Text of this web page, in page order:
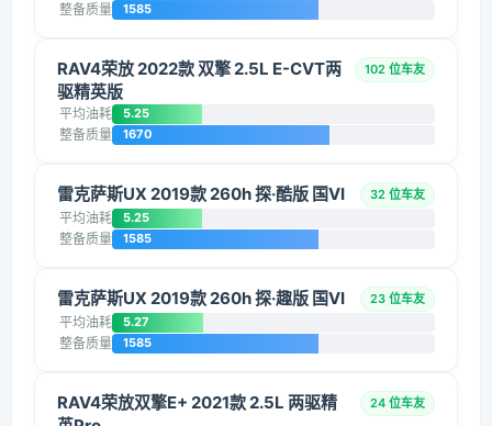
整备质量 1585
RAV4荣放 2022款 双擎 2.5L E-CVT两
驱精英版
102 位车友
平均油耗 5.25
整备质量 1670
雷克萨斯UX 2019款 260h 探·酷版 国VI 32 位车友
平均油耗 5.25
整备质量 1585
雷克萨斯UX 2019款 260h 探·趣版 国VI 23 位车友
平均油耗 5.27
整备质量 1585
RAV4荣放双擎E+ 2021款 2.5L 两驱精
24 位车友